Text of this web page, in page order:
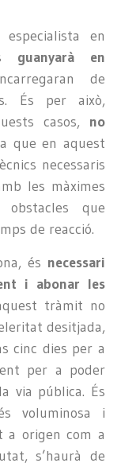
en
guanyarà en
de
És per això,
casos, no
que en aquest
necessaris
les màximes
que
de reacció.
és necessari
i abonar les
tràmit no
desitjada,
cinc dies per a
per a poder
via pública. És
voluminosa i
a origen com a
s’haurà de